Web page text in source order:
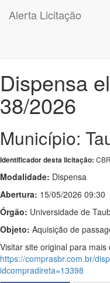
Alerta Licitação
Dispensa
38/2026
Município:
Identificador desta licitação:
Modalidade: Dispensa
Abertura: 15/05/2026 09:30
Órgão: Universidade de
Objeto: Aquisição de
Visitar site original para mais
https://comprasbr.com.br/
idcompradireta=13398